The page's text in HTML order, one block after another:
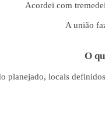
Acordei com
A união
O
planejado, locais